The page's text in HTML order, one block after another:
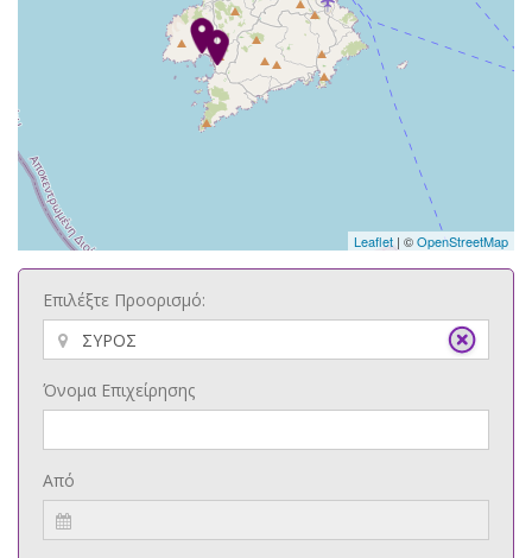
Leaflet | ©OpenStreetMap
Επιλέξτε Προορισμό:
Όνομα Επιχείρησης
Από